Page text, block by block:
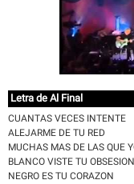
Letra de Al Final
CUANTAS VECES INTENTE
ALEJARME DE TU RED
MUCHAS MAS DE LAS QUE
BLANCO VISTE TU OBSESION
NEGRO ES TU CORAZON